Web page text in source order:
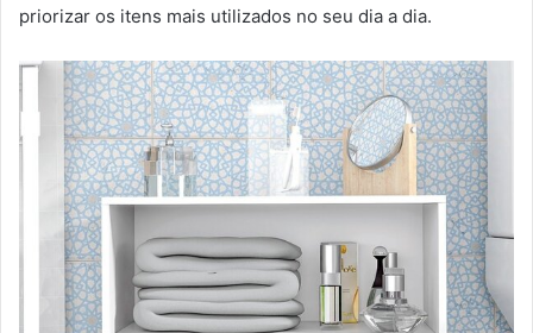
priorizar os itens mais utilizados no seu dia a dia.